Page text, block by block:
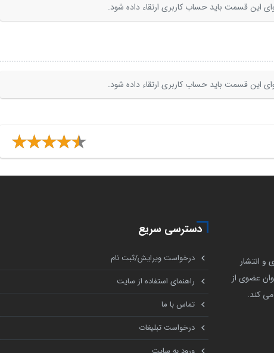
این قسمت باید حساب کاربری ارتقاء داده شود.
این قسمت باید حساب کاربری ارتقاء داده شود.
جمع آوری و انتشار
عضوی از
کند.
دسترسی سریع
درخواست ویرایش/ثبت نام
راهنمای استفاده از سایت
تماس با ما
درخواست تبلیغات